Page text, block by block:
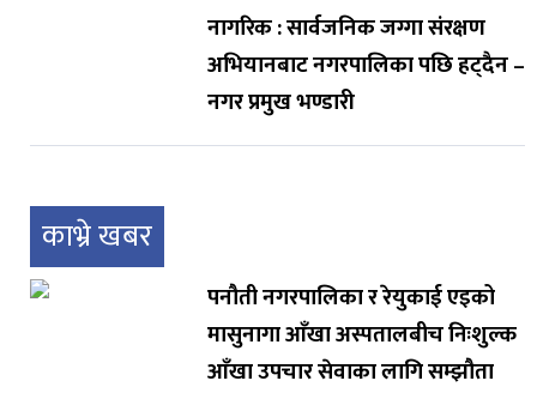
नागरिक : सार्वजनिक जग्गा संरक्षण
अभियानबाट नगरपालिका पछि हट्दैन –
नगर प्रमुख भण्डारी
काभ्रे खबर
पनौती नगरपालिका र रेयुकाई एइको
मासुनागा आँखा अस्पतालबीच निःशुल्क
आँखा उपचार सेवाका लागि सम्झौता